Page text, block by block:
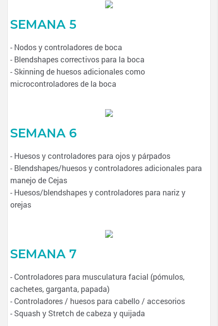
SEMANA 5
- Nodos y controladores de boca
- Blendshapes correctivos para la boca
- Skinning de huesos adicionales como
microcontroladores de la boca
SEMANA 6
- Huesos y controladores para ojos y párpados
- Blendshapes/huesos y controladores adicionales para
manejo de Cejas
- Huesos/blendshapes y controladores para nariz y
orejas
SEMANA 7
- Controladores para musculatura facial (pómulos,
cachetes, garganta, papada)
- Controladores / huesos para cabello / accesorios
- Squash y Stretch de cabeza y quijada